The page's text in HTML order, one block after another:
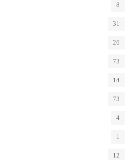
8
31
26
73
14
73
4
1
12